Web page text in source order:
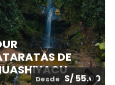
DE
Desde S/ 55.00